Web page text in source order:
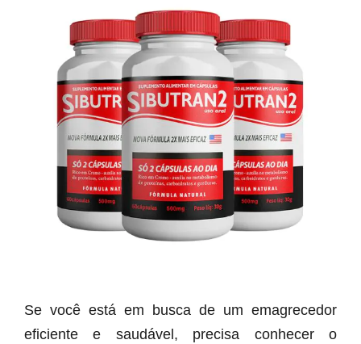
Se você está em busca de um emagrecedor
eficiente e saudável, precisa conhecer o